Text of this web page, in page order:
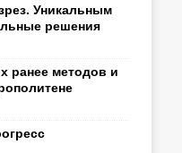
Уникальным
решения
ранее методов и